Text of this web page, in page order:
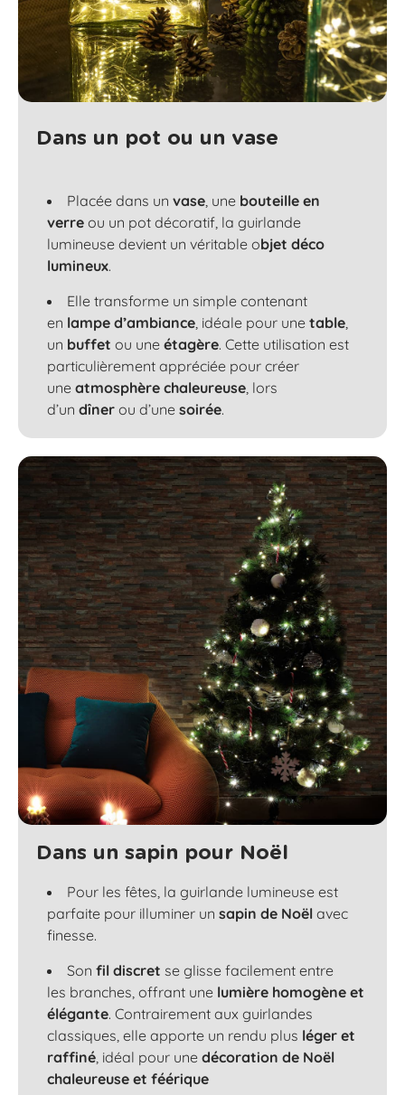
Dans un pot ou un vase
Placée dans un vase, une bouteille en
verre ou un pot décoratif, la guirlande
lumineuse devient un véritable objet déco
lumineux.
Elle transforme un simple contenant
en lampe d’ambiance, idéale pour une table,
un buffet ou une étagère. Cette utilisation est
particulièrement appréciée pour créer
une atmosphère chaleureuse, lors
d’un dîner ou d’une soirée.
Dans un sapin pour Noël
Pour les fêtes, la guirlande lumineuse est
parfaite pour illuminer un sapin de Noël avec
finesse.
Son fil discret se glisse facilement entre
les branches , offrant une lumière homogène et
élégante. Contrairement aux guirlandes
classiques, elle apporte un rendu plus léger et
raffiné , idéal pour une décoration de Noël
chaleureuse et féérique